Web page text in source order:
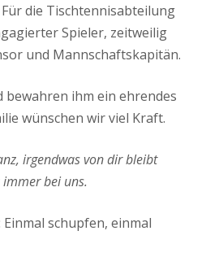
die Tischtennisabteilung
Spieler, zeitweilig
und Mannschaftskapitän.
bewahren ihm ein ehrendes
wünschen wir viel Kraft.
irgendwas von dir bleibt
bei uns.
schupfen, einmal